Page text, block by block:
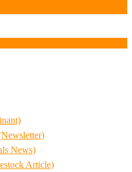
แข็งกว่า 12.6 ตัน สมุทรสาคร
News)
Article)